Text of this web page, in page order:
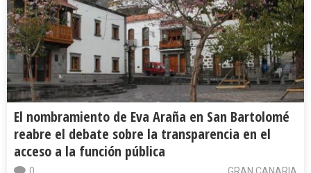
El nombramiento de Eva Araña en San Bartolomé
reabre el debate sobre la transparencia en el
acceso a la función pública